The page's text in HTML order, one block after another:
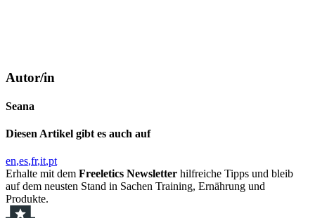
Autor/in
Seana
Diesen Artikel gibt es auch auf
en es fr it pt
Erhalte mit dem Freeletics Newsletter hilfreiche Tipps und bleib
auf dem neusten Stand in Sachen Training, Ernährung und
Produkte.